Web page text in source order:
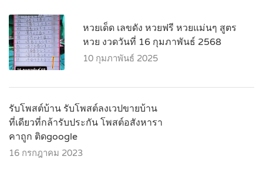
หวยเด็ด เลขดัง หวยฟรี หวยแม่นๆ สูตร
หวย งวดวันที่ 16 กุมภาพันธ์ 2568
10 กุมภาพันธ์ 2025
รับโพสต์บ้าน รับโพสต์ลงเวปขายบ้าน
ที่เดียวที่กล้ารับประกัน โพสต์อสังหารา
คาถูก ติดgoogle
16 กรกฎาคม 2023